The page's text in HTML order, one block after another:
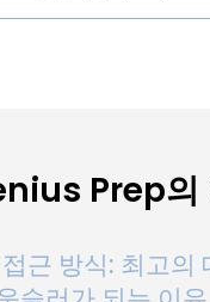
Prep의
근 방식: 최고의